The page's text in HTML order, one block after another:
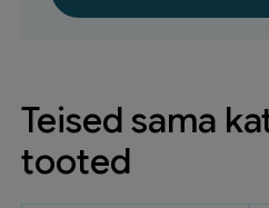
335615
Teised sama
tooted